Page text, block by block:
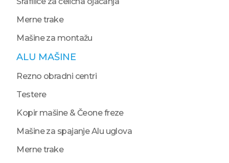
Merne trake
Mašine za montažu
ALU MAŠINE
Rezno obradni centri
Testere
Kopir mašine & Čeone freze
Mašine za spajanje Alu uglova
Merne trake